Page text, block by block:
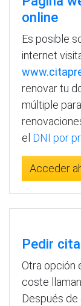
online
Es posible
internet
renovar tu
múltiple
el DNI por
Acceder
Pedir
Otra opción
coste
Después de